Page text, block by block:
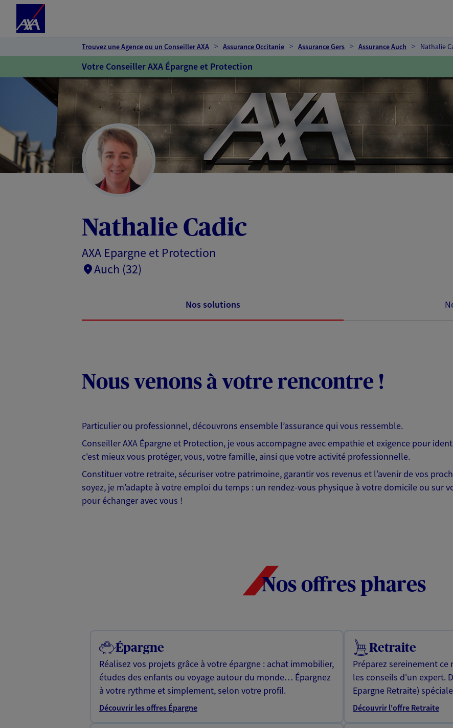
Trouvez une Agence ou un Conseiller AXA Assurance Occitanie Assurance Gers Assurance Auch Nathalie
Votre Conseiller AXA Épargne et Protection
Nathalie Cadic
AXA Epargne et Protection
Auch (32)
Nos solutions
Nous venons à votre rencontre !
Particulier ou professionnel, découvrons ensemble l’assurance qui vous ressemble.
Conseiller AXA Épargne et Protection, je vous accompagne avec empathie et exigence pour
c'est mieux vous protéger, vous, votre famille, ainsi que votre activité professionnelle.
Constituer votre retraite, sécuriser votre patrimoine, garantir vos revenus et l’avenir de vos
soyez, je m’adapte à votre emploi du temps : un rendez-vous physique à votre domicile ou sur
pour échanger avec vous !
Nos offres phares
Épargne
Réalisez vos projets grâce à votre épargne : achat immobilier,
études des enfants ou voyage autour du monde… Épargnez
à votre rythme et simplement, selon votre profil.
Découvrir les offres Épargne
Retraite
Préparez sereinement
les conseils d'un expert.
Epargne Retraite)
Découvrir l'offre Retraite